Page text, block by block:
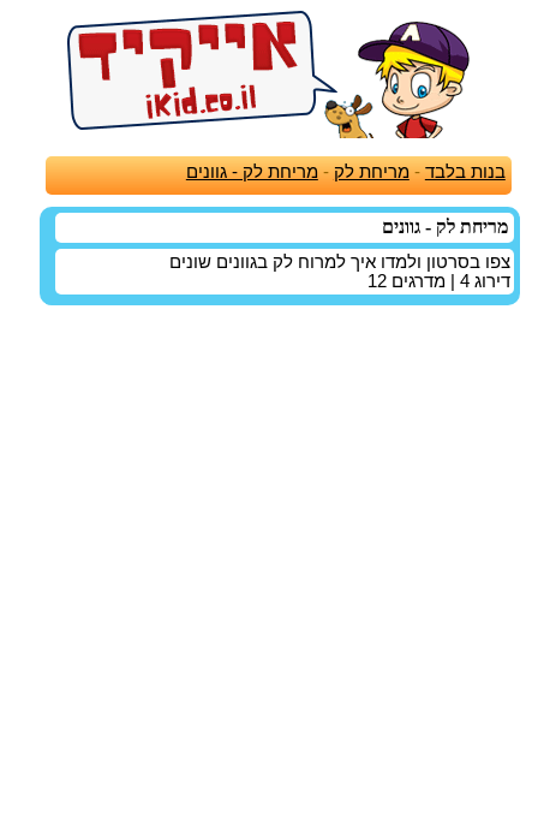
בנות בלבד -מריחת לק -מריחת לק - גוונים
מריחת לק - גוונים
צפו בסרטון ולמדו איך למרוח לק בגוונים שונים
דירוג 4 | מדרגים 12